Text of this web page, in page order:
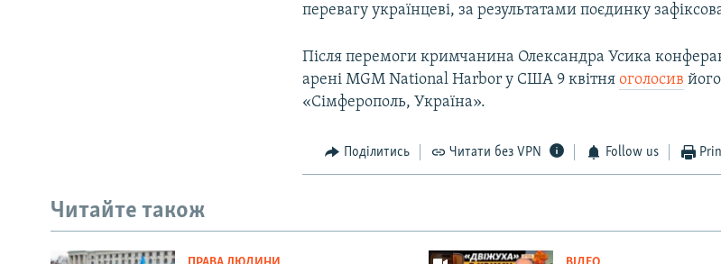
перевагу українцеві, за результатами поєдинку
Після перемоги кримчанина Олександра Усика
арені MGM National Harbor у США 9 квітняоголосив
«Сімферополь, Україна».
Поділитись Читати без VPN Follow us
Читайте також